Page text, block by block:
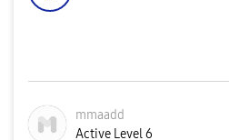
mmaadd
Active Level 6